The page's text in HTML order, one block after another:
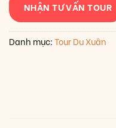
NHẬN TƯ VẤN TOUR
Danh mục:Tour Du Xuân